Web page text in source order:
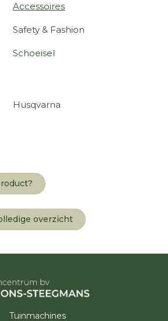
Accessoires
Safety & Fashion
Schoeisel
Husqvarna
overzicht
Tuinmachines